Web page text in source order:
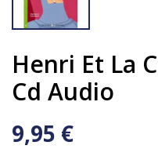
Henri Et La
Cd Audio
9,95 €